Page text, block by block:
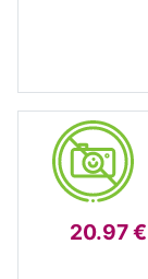
20.97 €